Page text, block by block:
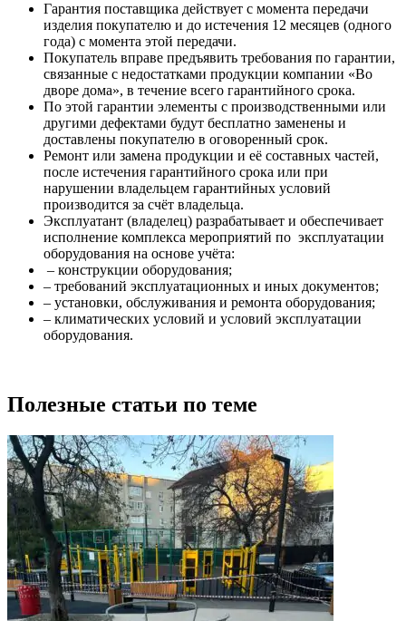
Гарантия поставщика действует с момента передачи
изделия покупателю и до истечения 12 месяцев (одного
года) с момента этой передачи.
Покупатель вправе предъявить требования по гарантии,
связанные с недостатками продукции компании «Во
дворе дома», в течение всего гарантийного срока.
По этой гарантии элементы с производственными или
другими дефектами будут бесплатно заменены и
доставлены покупателю в оговоренный срок.
Ремонт или замена продукции и её составных частей,
после истечения гарантийного срока или при
нарушении владельцем гарантийных условий
производится за счёт владельца.
Эксплуатант (владелец) разрабатывает и обеспечивает
исполнение комплекса мероприятий по эксплуатации
оборудования на основе учёта:
– конструкции оборудования;
– требований эксплуатационных и иных документов;
– установки, обслуживания и ремонта оборудования;
– климатических условий и условий эксплуатации
оборудования.
Полезные статьи по теме